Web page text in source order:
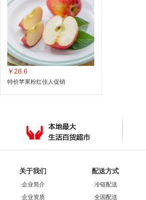
￥28.6
特价苹果粉红佳人促销
关于我们
·企业简介
·企业资质
配送方式
·冷链配送
·全国配送